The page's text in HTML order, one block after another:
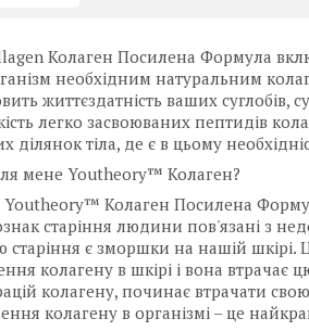
Колаген Посилена Формула
необхідним натуральним
життєздатність ваших
легко засвоюваних пептидів
ділянок тіла, де є в цьому
мене Youtheory™ Колаген?
Колаген Посилена
старіння людини пов'язані з
є зморшки на нашій шкірі.
колагену в шкірі і вона втрачає
колагену, починає втрачати
колагену в організмі – це